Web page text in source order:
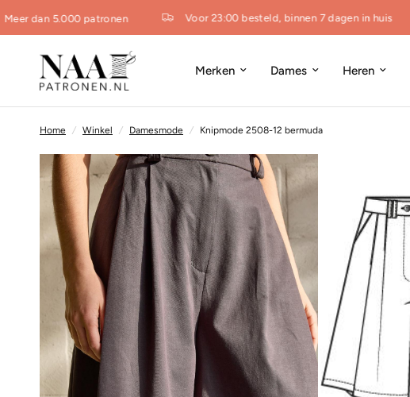
dan 5.000 patronen Voor 23:00 besteld, binnen 7 dagen in huis
Merken Dames Heren
Home / Winkel / Damesmode / Knipmode 2508-12 bermuda